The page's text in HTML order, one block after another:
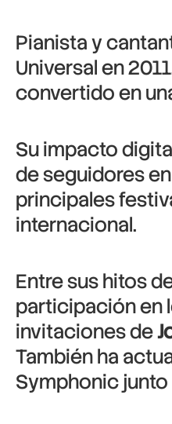
Pianista y
Universal en
convertido en
Su impacto
de seguidores
principales
internacional.
Entre sus hitos
participación en
invitaciones de
También ha
Symphonic junto